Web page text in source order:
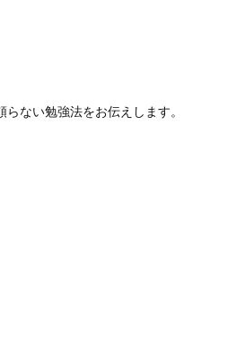
ない勉強法をお伝えします。